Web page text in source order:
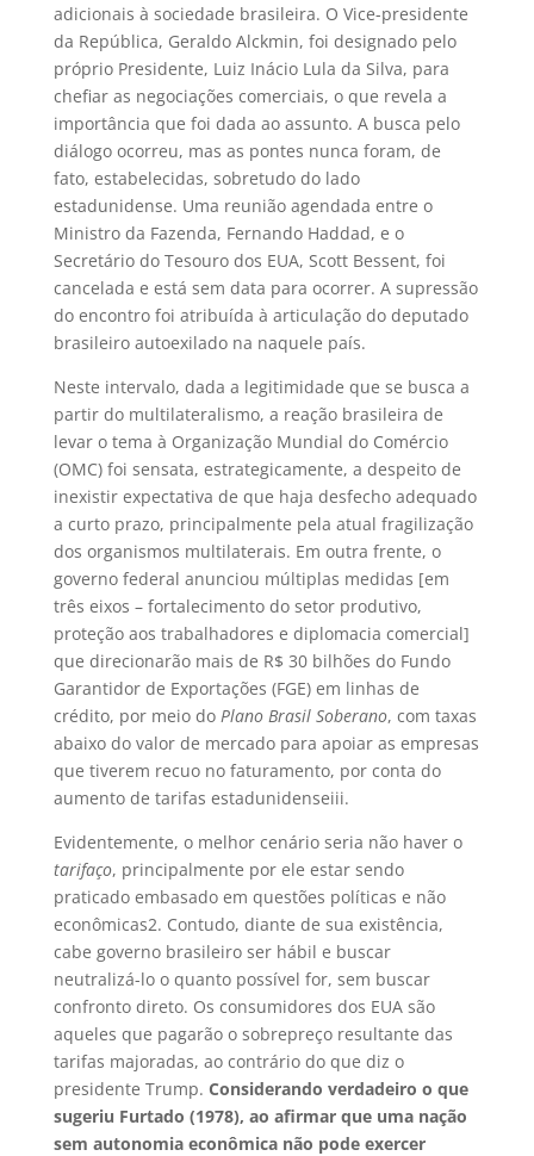
adicionais à sociedade brasileira. O Vice-presidente
da República, Geraldo Alckmin, foi designado pelo
próprio Presidente, Luiz Inácio Lula da Silva, para
chefiar as negociações comerciais, o que revela a
importância que foi dada ao assunto. A busca pelo
diálogo ocorreu, mas as pontes nunca foram, de
fato, estabelecidas, sobretudo do lado
estadunidense. Uma reunião agendada entre o
Ministro da Fazenda, Fernando Haddad, e o
Secretário do Tesouro dos EUA, Scott Bessent, foi
cancelada e está sem data para ocorrer. A supressão
do encontro foi atribuída à articulação do deputado
brasileiro autoexilado na naquele país.
Neste intervalo, dada a legitimidade que se busca a
partir do multilateralismo, a reação brasileira de
levar o tema à Organização Mundial do Comércio
(OMC) foi sensata, estrategicamente, a despeito de
inexistir expectativa de que haja desfecho adequado
a curto prazo, principalmente pela atual fragilização
dos organismos multilaterais. Em outra frente, o
governo federal anunciou múltiplas medidas [em
três eixos – fortalecimento do setor produtivo,
proteção aos trabalhadores e diplomacia comercial]
que direcionarão mais de R$ 30 bilhões do Fundo
Garantidor de Exportações (FGE) em linhas de
crédito, por meio do Plano Brasil Soberano, com taxas
abaixo do valor de mercado para apoiar as empresas
que tiverem recuo no faturamento, por conta do
aumento de tarifas estadunidenseiii.
Evidentemente, o melhor cenário seria não haver o
tarifaço, principalmente por ele estar sendo
praticado embasado em questões políticas e não
econômicas2. Contudo, diante de sua existência,
cabe governo brasileiro ser hábil e buscar
neutralizá-lo o quanto possível for, sem buscar
confronto direto. Os consumidores dos EUA são
aqueles que pagarão o sobrepreço resultante das
tarifas majoradas, ao contrário do que diz o
presidente Trump. Considerando verdadeiro o que
sugeriu Furtado (1978), ao afirmar que uma nação
sem autonomia econômica não pode exercer